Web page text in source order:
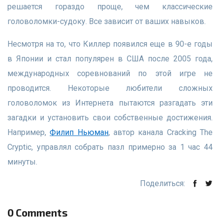
решается гораздо проще, чем классические
головоломки-судоку. Все зависит от ваших навыков.
Несмотря на то, что Киллер появился еще в 90-е годы
в Японии и стал популярен в США после 2005 года,
международных соревнований по этой игре не
проводится. Некоторые любители сложных
головоломок из Интернета пытаются разгадать эти
загадки и установить свои собственные достижения.
Например,Филип Ньюман, автор канала Cracking The
Cryptic, управлял собрать пазл примерно за 1 час 44
минуты.
Поделиться:
0 Comments